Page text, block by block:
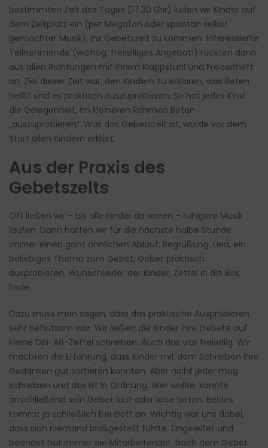
bestimmten Zeit des Tages (17.30 Uhr) luden wir Kinder auf
dem Zeltplatz ein (per Megafon oder spontan selbst
gemachter Musik), ins Gebetszelt zu kommen. Interessierte
Teilnehmende (wichtig: freiwilliges Angebot!) rückten dann
aus allen Richtungen mit ihrem Klappstuhl und Freizeitheft
an. Ziel dieser Zeit war, den Kindern zu erklären, was Beten
heißt und es praktisch auszuprobieren. So hat jedes Kind
die Gelegenheit, im kleineren Rahmen Beten
„auszuprobieren“. Was das Gebetszelt ist, wurde vor dem
Start allen Kindern erklärt.
Aus der Praxis des
Gebetszelts
Oft ließen wir – bis alle Kinder da waren – ruhigere Musik
laufen. Dann hatten wir für die nächste halbe Stunde
immer einen ganz ähnlichen Ablauf: Begrüßung, Lied, ein
beliebiges Thema zum Gebet, Gebet praktisch
ausprobieren, Wunschlieder der Kinder, Zettel in die Box,
Ende.
Dazu muss man sagen, dass das praktische Ausprobieren
sehr behutsam war. Wir ließen die Kinder ihre Gebete auf
kleine DIN-A6-Zettel schreiben. Auch das war freiwillig. Wir
machten die Erfahrung, dass Kinder mit dem Schreiben ihre
Gedanken gut sortieren konnten. Aber nicht jeder mag
schreiben und das ist in Ordnung. Wer wollte, konnte
anschließend sein Gebet laut oder leise beten. Beides
kommt ja schließlich bei Gott an. Wichtig war uns dabei,
dass sich niemand bloßgestellt fühlte. Eingeleitet und
beendet hat immer ein Mitarbeitender. Nach dem Gebet